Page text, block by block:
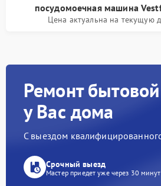
посудомоечная машина
Цена актуальна на текущую
Ремонт
у Вас дома
С выездом
Срочный выезд
Мастер приедет уже через 30 минут